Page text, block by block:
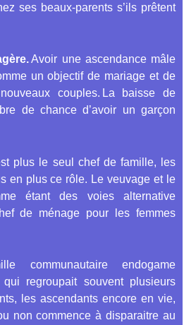
ses beaux-parents s’ils prêtent
Avoir une ascendance mâle
un objectif de mariage et de
couples. La baisse de
de chance d’avoir un garçon
plus le seul chef de famille, les
en plus ce rôle. Le veuvage et le
étant des voies alternative
de ménage pour les femmes
communautaire endogame
qui regroupait souvent plusieurs
les ascendants encore en vie,
non commence à disparaitre au